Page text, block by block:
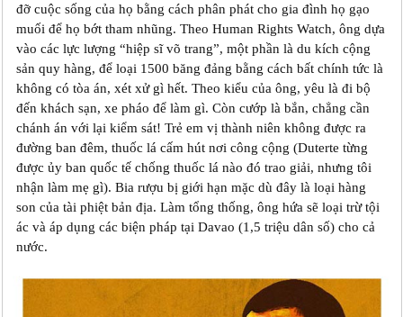
đỡ cuộc sống của họ bằng cách phân phát cho gia đình họ gạo
muối để họ bớt tham nhũng. Theo Human Rights Watch, ông dựa
vào các lực lượng “hiệp sĩ võ trang”, một phần là du kích cộng
sản quy hàng, để loại 1500 băng đảng bằng cách bất chính tức là
không có tòa án, xét xử gì hết. Theo kiểu của ông, yêu là đi bộ
đến khách sạn, xe pháo để làm gì. Còn cướp là bắn, chẳng cần
chánh án với lại kiểm sát! Trẻ em vị thành niên không được ra
đường ban đêm, thuốc lá cấm hút nơi công cộng (Duterte từng
được ủy ban quốc tế chống thuốc lá nào đó trao giải, nhưng tôi
nhận làm mẹ gì). Bia rượu bị giới hạn mặc dù đây là loại hàng
son của tài phiệt bản địa. Làm tổng thống, ông hứa sẽ loại trừ tội
ác và áp dụng các biện pháp tại Davao (1,5 triệu dân số) cho cả
nước.